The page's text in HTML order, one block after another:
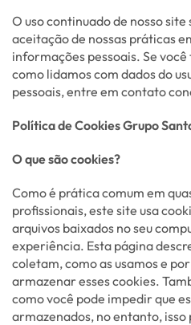
O uso continuado de nosso
aceitação de nossas práticas
informações pessoais. Se
como lidamos com dados do
pessoais, entre em contato
Política de Cookies Grupo
O que são cookies?
Como é prática comum em
profissionais, este site usa
arquivos baixados no seu
experiência. Esta página
coletam, como as usamos e
armazenar esses cookies.
como você pode impedir que
armazenados, no entanto,